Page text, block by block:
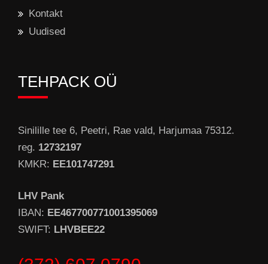
Kontakt
Uudised
TEHPACK OÜ
Sinilille tee 6, Peetri, Rae vald, Harjumaa 75312.
reg. 12732197
KMKR: EE101747291
LHV Pank
IBAN: EE467700771001395069
SWIFT: LHVBEE22